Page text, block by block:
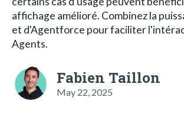
affichage amélioré. Combinez la
et d'Agentforce pour faciliter
Agents.
Fabien Taillon
May 22, 2025